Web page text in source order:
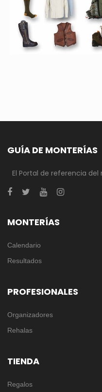
GUÍA DE MONTERÍAS
El Portal de referencia
MONTERÍAS
Calendario
Resultados
PROFESIONALES
Organizadores
Rehalas
TIENDA
Regalos